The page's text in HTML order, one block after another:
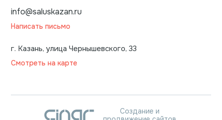
info@saluskazan.ru
Написать письмо
г. Казань, улица Чернышевского, 33
Смотреть на карте
Создание и